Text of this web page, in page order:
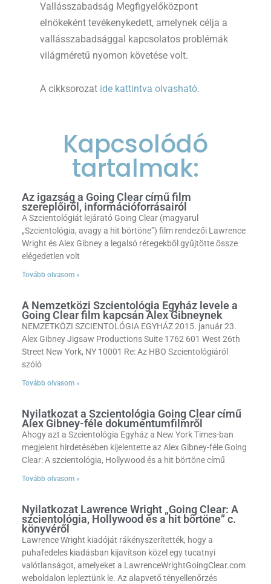
Kapcsolódó
tartalmak:
Az igazság a Going Clear című film
szereplőiről, információforrásairól
A Szcientológiát lejárató Going Clear (magyarul
„Szcientológia, avagy a hit börtöne”) film rendezői Lawrence
Wright és Alex Gibney a legalsó rétegekből gyűjtötte össze
elégedetlen volt
Tovább olvasom »
A Nemzetközi Szcientológia Egyház levele a
Going Clear film kapcsán Alex Gibneynek
NEMZETKÖZI SZCIENTOLÓGIA EGYHÁZ 2015. január 23.
Alex Gibney Jigsaw Productions Suite 1762 601 West 26th
Street New York, NY 10001 Re: Az HBO Szcientológiáról
szóló
Tovább olvasom »
Nyilatkozat a Szcientológia Going Clear című
Alex Gibney-féle dokumentumfilmről
Ahogy azt a Szcientológia Egyház a New York Times-ban
megjelent hirdetésében kijelentette az Alex Gibney-féle Going
Clear: A szcientológia, Hollywood és a hit börtöne című
Tovább olvasom »
Nyilatkozat Lawrence Wright „Going Clear: A
szcientológia, Hollywood és a hit börtöne” c.
könyvéről
Lawrence Wright kiadóját rákényszerítették, hogy a
puhafedeles kiadásban kijavítson közel egy tucatnyi
valótlanságot, amelyeket a LawrenceWrightGoingClear.com
weboldalon lepleztünk le. Az alapvető tényellenőrzés
Vallásszabadság Megfigyelőközpont
elnökeként tevékenykedett, amelynek célja a
vallásszabadsággal kapcsolatos problémák
világméretű nyomon követése volt.
A cikksorozat ide kattintva olvasható.